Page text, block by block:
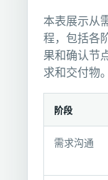
本表展示从
程，包括各
果和确认节
求和交付物。
阶段
需求沟通